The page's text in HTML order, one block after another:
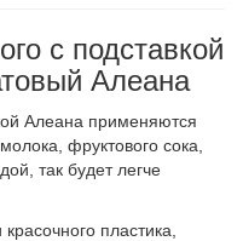
с подставкой
Алеана
Алеана применяются
фруктового сока,
так будет легче
пластика,